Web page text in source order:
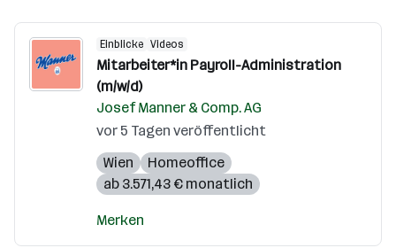
Einblicke Videos
Mitarbeiter*in Payroll-Administration
(m/w/d)
Josef Manner & Comp. AG
vor 5 Tagen veröffentlicht
Wien
Homeoffice
ab 3.571,43 € monatlich
Merken